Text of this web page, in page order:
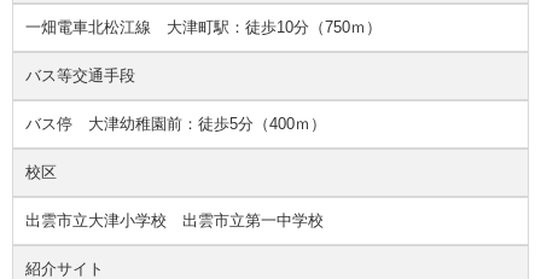
一畑電車北松江線 大津町駅：徒歩10分（750ｍ）
バス等交通手段
バス停 大津幼稚園前：徒歩5分（400ｍ）
校区
出雲市立大津小学校 出雲市立第一中学校
紹介サイト